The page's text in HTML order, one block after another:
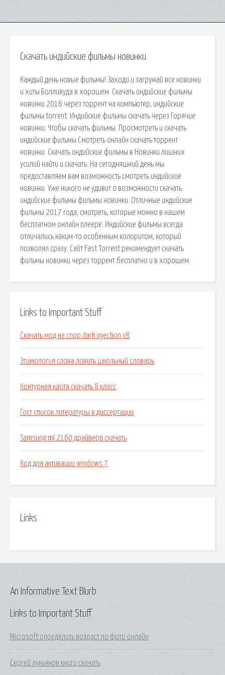
Скачать индийские фильмы новинки
Каждый день новые фильмы! Заходи и загружай все новинки
и хиты Болливуда в хорошем. Скачать индийские фильмы
новинки 2016 через торрент на компьютер, индийские
фильмы torrent. Индийские фильмы скачать через Горячие
новинки; Чтобы скачать фильмы. Просмотреть и скачать
индийские фильмы Смотреть онлайн скачать торрент
новинки. Скачать индийские фильмы в Новинки лишних
усилий найти и скачать. На сегодняшний день мы
предоставляем вам возможность смотреть индийские
новинки. Уже никого не удивит о возможности скачать
индийские фильмы фильмы новинки. Отличные индийские
фильмы 2017 года, смотреть, которые можно в нашем
бесплатном онлайн плеере. Индийские фильмы всегда
отличались каким-то особенным колоритом, который
позволял сразу. Сайт Fast Torrent рекомендует скачать
фильмы новинки через торрент бесплатно и в хорошем.
Links to Important Stuff
Скачать мод на спор dark injection v8
Этимология слова ловить школьный словарь
Контурная карта скачать 8 класс
Гост список литературы в диссертации
Samsung ml 2160 драйвера скачать
Код для активации windows 7
Links
Links to Important Stuff
Microsoft определить возраст по фото онлайн
Сергей лукьянов книги скачать
An Informative Text Blurb